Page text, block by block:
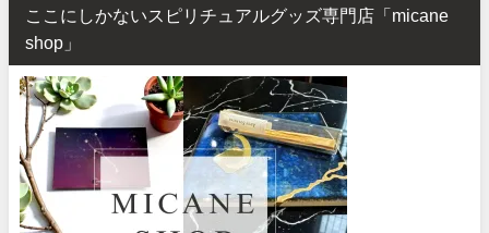
ここにしかないスピリチュアルグッズ専門店「micane
shop」